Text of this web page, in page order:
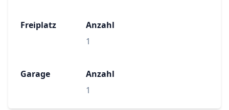
Freiplatz
Anzahl
1
Garage
Anzahl
1